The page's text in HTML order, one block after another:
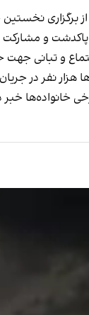
۲۵ بهمن از
و مشارکت
و تبانی
هزار نفر در
خانواده‌ها خبر